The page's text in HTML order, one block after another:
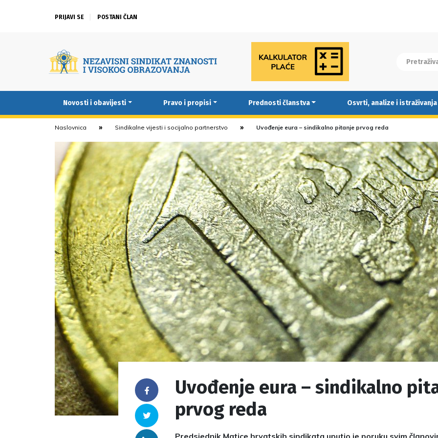
PRIJAVI SE POSTANI ČLAN
Novosti i obavijesti Pravo i propisi Prednosti članstva Osvrti, analize i istraživanja
Naslovnica Sindikalne vijesti i socijalno partnerstvo Uvođenje eura – sindikalno pitanje prvog reda
Facebook
Twitter
Uvođenje eura – sindikalno
prvog reda
Predsjednik Matice hrvatskih sindikata uputio je poruku svim